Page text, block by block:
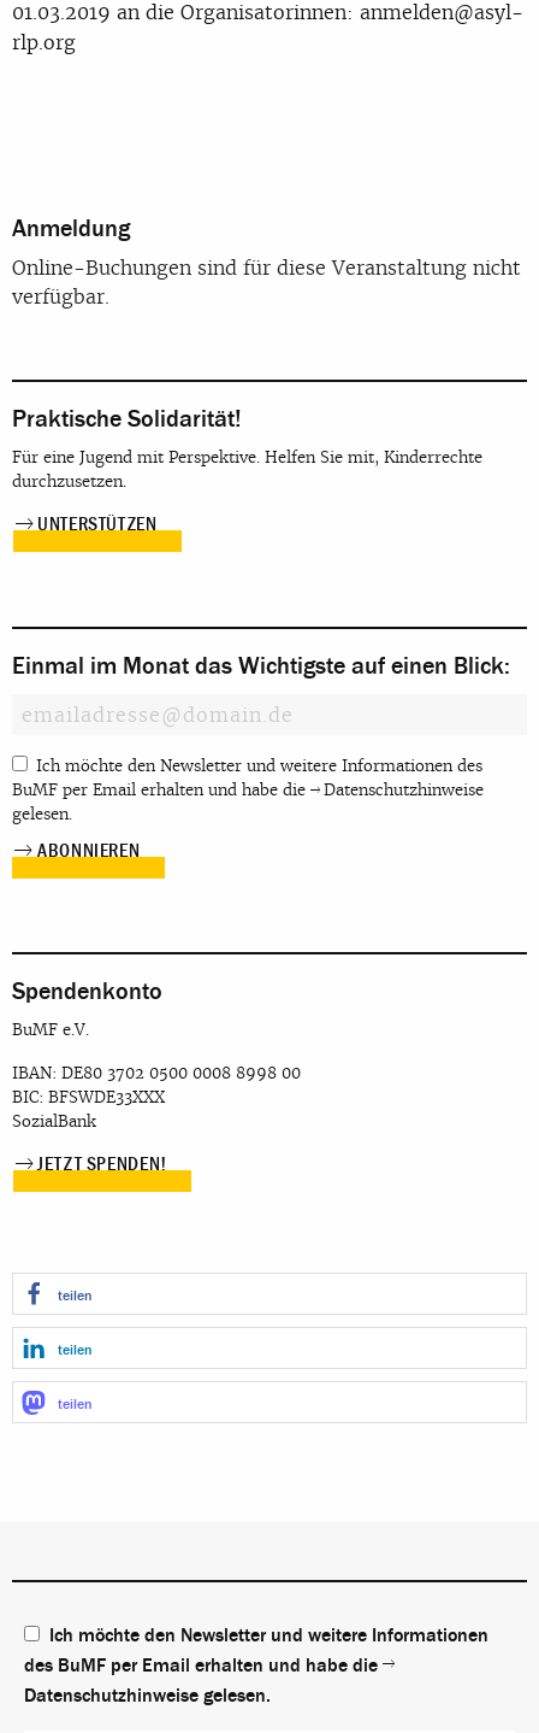
01.03.2019 an die Organisatorinnen: anmelden@asyl-
rlp.org
Anmeldung
Online-Buchungen sind für diese Veranstaltung nicht
verfügbar.
Praktische Solidarität!
Für eine Jugend mit Perspektive. Helfen Sie mit, Kinderrechte
durchzusetzen.
UNTERSTÜTZEN
Einmal im Monat das Wichtigste auf einen Blick:
Ich möchte den Newsletter und weitere Informationen des
BuMF per Email erhalten und habe die
Datenschutzhinweise
gelesen.
Spendenkonto
BuMF e.V.
IBAN: DE80 3702 0500 0008 8998 00
BIC: BFSWDE33XXX
SozialBank
JETZT SPENDEN!
teilen
teilen
teilen
Ich möchte den Newsletter und weitere Informationen
des BuMF per Email erhalten und habe die
Datenschutzhinweise gelesen.